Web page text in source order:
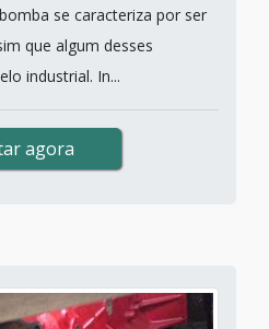
se caracteriza por ser
que algum desses
industrial. In...
agora